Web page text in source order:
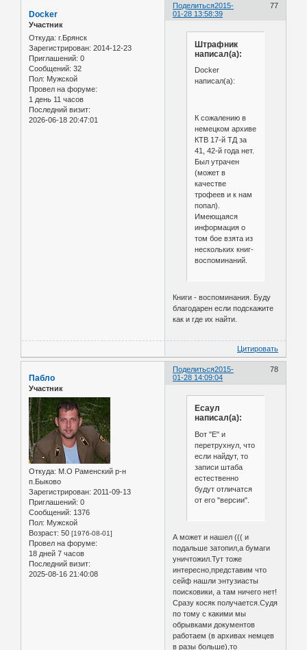
Поделиться 77
2015-
01-28 13:58:39
Docker
Участник
Откуда: г.Брянск
Зарегистрирован: 2014-12-23
Приглашений: 0
Сообщений: 32
Пол: Мужской
Провел на форуме:
1 день 11 часов
Последний визит:
2026-06-18 20:47:01
Штрафник
написал(а):
Docker
написал(а):
К сожалению в
немецком архиве
КТВ 17-й ТД за
41, 42-й года нет.
Был утрачен
(может в
качестве
трофеев и к нам
попал).
Имеющаяся
информация о
том бое взята из
нескольких книг-
воспоминаний.
Книги - воспоминания. Буду
благодарен если подскажите
как и где их найти.
Цитировать
Поделиться 78
2015-
01-28 14:09:04
Пабло
Участник
Откуда: М.О Раменский р-н
п.Быково
Зарегистрирован: 2011-09-13
Приглашений: 0
Сообщений: 1376
Пол: Мужской
Возраст: 50 [1976-08-01]
Провел на форуме:
18 дней 7 часов
Последний визит:
2025-08-16 21:40:08
Есаул
написал(а):
Вот "Е" и
перетрухнул, что
если найдут, то
записи штаба
естественно
будут отличатся
от его "версии".
А может и нашел ((( и
подальше затопил,а бумаги
уничтожил.Тут тоже
интересно,представим что
сейф нашли энтузиасты
поисковики, а там ничего нет!
Сразу косяк получается.Судя
по тому с какими мы
обрывками документов
работаем (в архивах немцев
в разы больше),то